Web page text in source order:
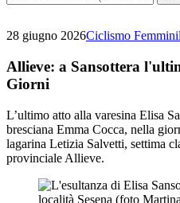
28 giugno 2026Ciclismo
Allieve: a Sansottera
Giorni
L’ultimo atto alla varesina Elisa
bresciana Emma Cocca, nella
lagarina Letizia Salvetti, settima
provinciale Allieve.